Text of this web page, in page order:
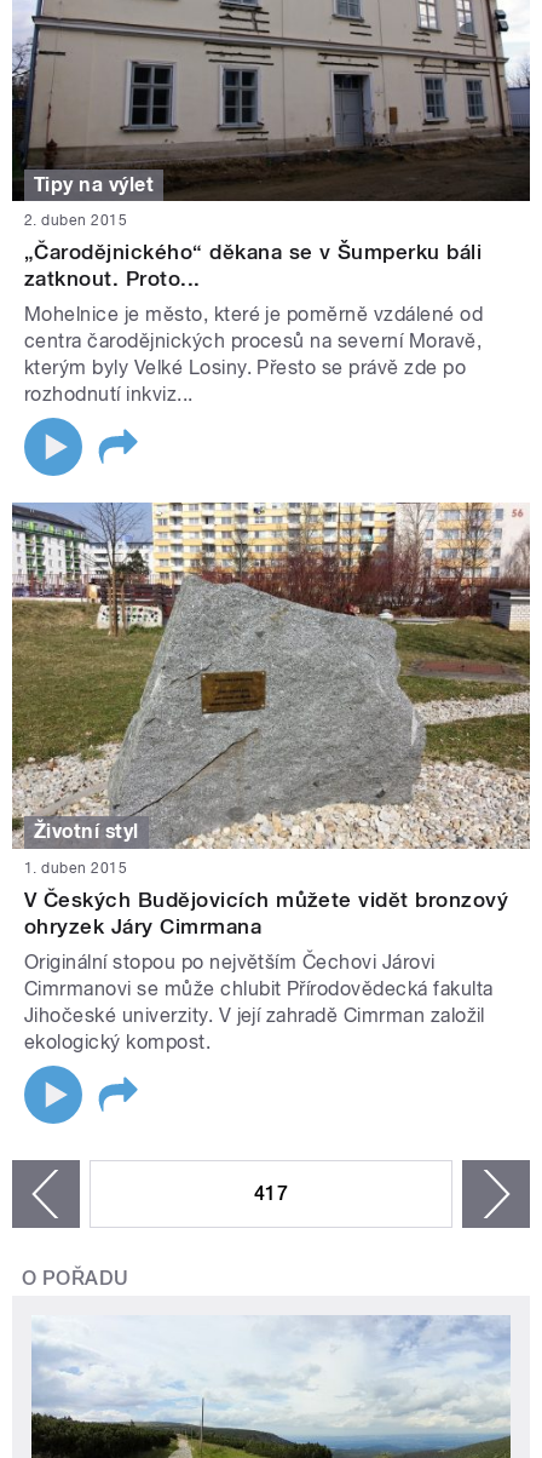
Tipy na výlet
2. duben 2015
„Čarodějnického“ děkana se v Šumperku báli
zatknout. Proto...
Mohelnice je město, které je poměrně vzdálené od
centra čarodějnických procesů na severní Moravě,
kterým byly Velké Losiny. Přesto se právě zde po
rozhodnutí inkviz...
Životní styl
1. duben 2015
V Českých Budějovicích můžete vidět bronzový
ohryzek Járy Cimrmana
Originální stopou po největším Čechovi Járovi
Cimrmanovi se může chlubit Přírodovědecká fakulta
Jihočeské univerzity. V její zahradě Cimrman založil
ekologický kompost.
417
O POŘADU